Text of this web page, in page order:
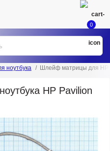
0
ноутбука Шлейф матрицы для HP
HP Pavilion